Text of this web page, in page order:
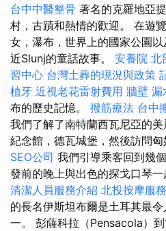
台中中醫整骨 著名的克羅地亞
村，古蹟和熱情的歡迎。 在遊
女，瀑布，世界上的國家公園
近Slunj的童話故事。 安養院 北
習中心 台灣土葬的現況與政策
植牙 近視老花雷射費用 牆壁 漏
布的歷史記憶。 撥筋療法 台中
我們了解了南特蘭西瓦尼亞的
紀念館，德瓦城堡，然後訪問匈
SEO公司 我們引導乘客回到幾
發前的晚上與出色的探戈口琴一
清潔人員服務介紹 北投按摩服務
的長名伊斯坦布爾是土耳其最
一。 彭薩科拉（Pensacola）